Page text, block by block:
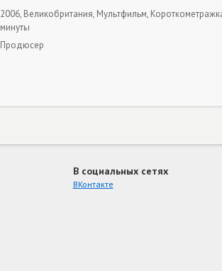
2006, Великобритания, Мультфильм,
минуты
Продюсер
В социальных сетях
ВКонтакте